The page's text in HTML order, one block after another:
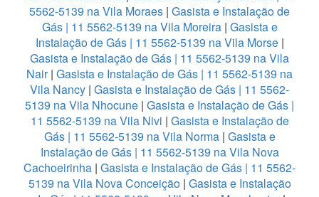
5562-5139 na Vila Moraes | Gasista e Instalação de
Gás | 11 5562-5139 na Vila Moreira| Gasista e
Instalação de Gás | 11 5562-5139 na Vila Morse|
Gasista e Instalação de Gás | 11 5562-5139 na Vila
Nair| Gasista e Instalação de Gás | 11 5562-5139 na
Vila Nancy | Gasista e Instalação de Gás | 11 5562-
5139 na Vila Nhocune | Gasista e Instalação de Gás |
11 5562-5139 na Vila Nivi | Gasista e Instalação de
Gás | 11 5562-5139 na Vila Norma| Gasista e
Instalação de Gás | 11 5562-5139 na Vila Nova
Cachoeirinha | Gasista e Instalação de Gás | 11 5562-
5139 na Vila Nova Conceição| Gasista e Instalação